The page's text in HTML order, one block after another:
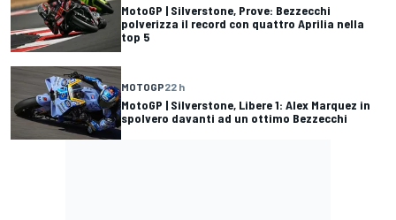
MotoGP | Silverstone, Prove: Bezzecchi
polverizza il record con quattro Aprilia nella
top 5
MOTOGP22 h
MotoGP | Silverstone, Libere 1: Alex Marquez in
spolvero davanti ad un ottimo Bezzecchi